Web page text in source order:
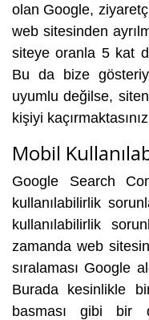
olan Google,
web sitesinden
siteye oranla 5 kat
Bu da bize
uyumlu değilse,
kişiyi
Mobil
Google Search
kullanılabilirlik
kullanılabilirlik
zamanda web
sıralaması Google
Burada kesinlikle
basması gibi bir